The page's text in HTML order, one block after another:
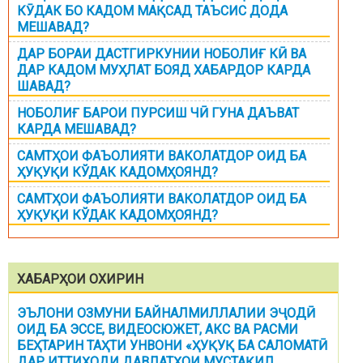
КӮДАК БО КАДОМ МАҚСАД ТАЪСИС ДОДА
МЕШАВАД?
ДАР БОРАИ ДАСТГИРКУНИИ НОБОЛИҒ КӢ ВА
ДАР КАДОМ МУҲЛАТ БОЯД ХАБАРДОР КАРДА
ШАВАД?
НОБОЛИҒ БАРОИ ПУРСИШ ЧӢ ГУНА ДАЪВАТ
КАРДА МЕШАВАД?
САМТҲОИ ФАЪОЛИЯТИ ВАКОЛАТДОР ОИД БА
ҲУҚУҚИ КЎДАК КАДОМҲОЯНД?
САМТҲОИ ФАЪОЛИЯТИ ВАКОЛАТДОР ОИД БА
ҲУҚУҚИ КЎДАК КАДОМҲОЯНД?
ХАБАРҲОИ ОХИРИН
ЭЪЛОНИ ОЗМУНИ БАЙНАЛМИЛЛАЛИИ ЭҶОДӢ
ОИД БА ЭССЕ, ВИДЕОСЮЖЕТ, АКС ВА РАСМИ
БЕҲТАРИН ТАҲТИ УНВОНИ «ҲУҚУҚ БА САЛОМАТӢ